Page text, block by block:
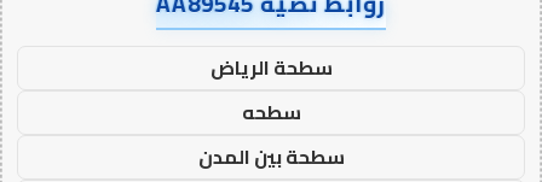
سطحة الرياض
سطحه
سطحة بين المدن